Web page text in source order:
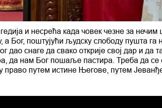
и несрећа када човек чезне за
Бог, поштујући људску слободу пушта га
снаге да свако открије свој дар и да
да нам Бог пошаље пастира. Треба да
право путем истине Његове, путем